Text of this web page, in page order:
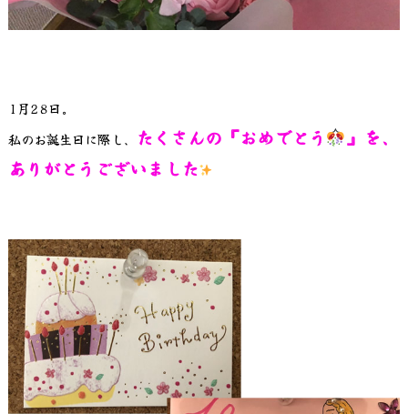
1月28日。
私のお誕生日に際し、
たくさんの『おめでとう
』を、
ありがとうございました